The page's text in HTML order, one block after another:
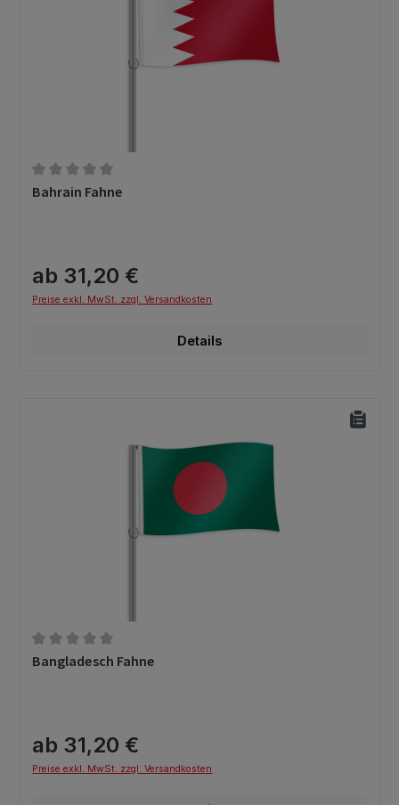
Durchschnittliche Bewertung von 0 von 5 Sternen
Bahrain Fahne
ab 31,20 €
Preise exkl. MwSt. zzgl. Versandkosten
Details
Durchschnittliche Bewertung von 0 von 5 Sternen
Bangladesch Fahne
ab 31,20 €
Preise exkl. MwSt. zzgl. Versandkosten